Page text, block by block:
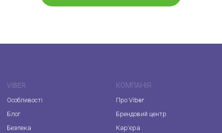
VIBER
Особливості
Блог
Безпека
КОМПАНІЯ
Про Viber
Брендовий центр
Кар'єра